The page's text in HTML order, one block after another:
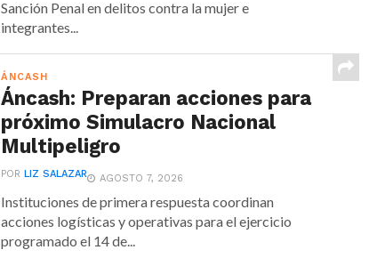
Sanción Penal en delitos contra la mujer e
integrantes...
ÁNCASH
Áncash: Preparan acciones para
próximo Simulacro Nacional
Multipeligro
POR LIZ SALAZAR AGOSTO 7, 2026
Instituciones de primera respuesta coordinan
acciones logísticas y operativas para el ejercicio
programado el 14 de...